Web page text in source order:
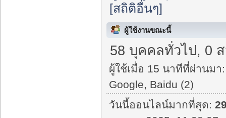
[สถิติอื่นๆ]
ผู้ใช้งานขณะนี้
58 บุคคลทั่วไป, 0
ผู้ใช้เมื่อ 15 นาทีที่ผ่านมา:
Google, Baidu (2)
วันนี้ออนไลน์มากที่สุด: